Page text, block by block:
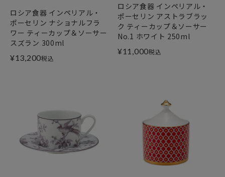
ロシア食器 インペリアル・
ポーセリン ナショナルフラ
ワー ティーカップ＆ソーサー
スズラン 300ml
¥13,200税込
ロシア食器 インペリアル・
ポーセリン アストラブラッ
ク ティーカップ＆ソーサー
No.1 ホワイト 250ml
¥11,000税込